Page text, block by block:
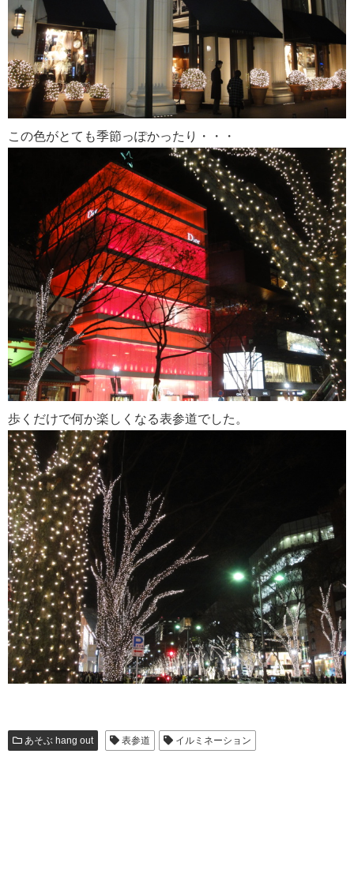
この色がとても季節っぽかったり・・・
歩くだけで何か楽しくなる表参道でした。
あそぶ hang out 表参道 イルミネーション